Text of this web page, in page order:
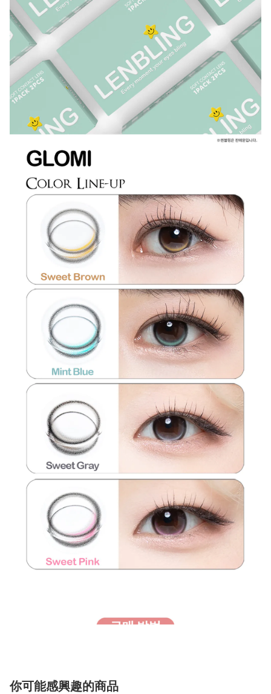
你可能感興趣的商品